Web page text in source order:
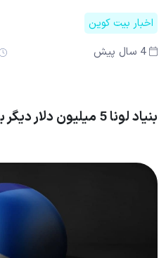
اخبار بیت کوین
4 سال پیش
بنیاد لونا 5 میلیون دلار دیگر بیت کوین خریداری کرد